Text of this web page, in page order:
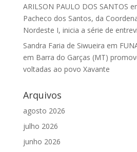
ARILSON PAULO DOS SANTOS
Pacheco dos Santos, da
Nordeste I, inicia a série de
Sandra Faria de Siwueira em
em Barra do Garças (MT)
voltadas ao povo Xavante
Arquivos
agosto 2026
julho 2026
junho 2026